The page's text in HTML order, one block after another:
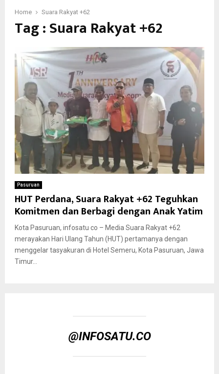
Home Suara Rakyat +62
Tag : Suara Rakyat +62
Pasuruan
HUT Perdana, Suara Rakyat +62 Teguhkan
Komitmen dan Berbagi dengan Anak Yatim
Kota Pasuruan, infosatu co – Media Suara Rakyat +62
merayakan Hari Ulang Tahun (HUT) pertamanya dengan
menggelar tasyakuran di Hotel Semeru, Kota Pasuruan, Jawa
Timur...
@INFOSATU.CO